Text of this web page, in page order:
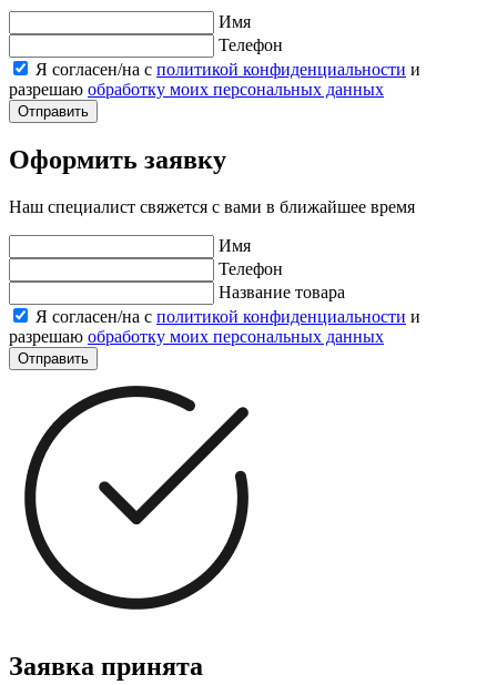
Имя
Телефон
Я согласен/на с политикой конфиденциальности и
разрешаю обработку моих персональных данных
Отправить
Оформить заявку
Наш специалист свяжется с вами в ближайшее время
Имя
Телефон
Название товара
Я согласен/на с политикой конфиденциальности и
разрешаю обработку моих персональных данных
Отправить
Заявка принята